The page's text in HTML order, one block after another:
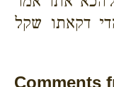
דקאתו שקל
Comments